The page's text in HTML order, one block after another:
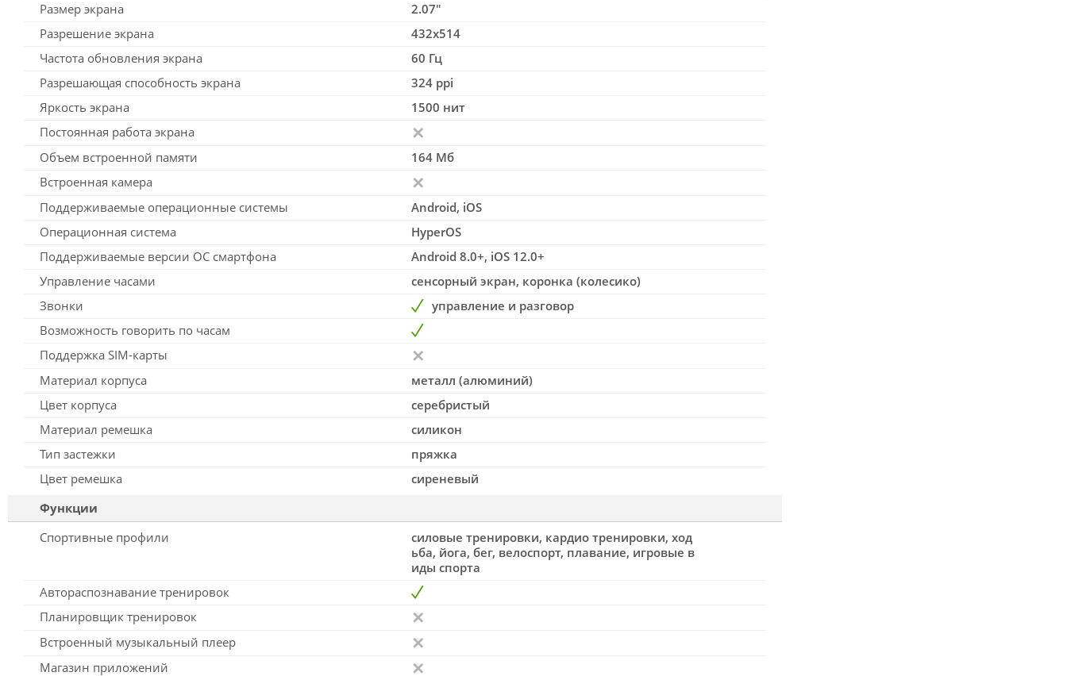
Размер экрана
2.07"
Разрешение экрана
432x514
Частота обновления экрана
60 Гц
Разрешающая способность экрана
324 ppi
Яркость экрана
1500 нит
Постоянная работа экрана
Объем встроенной памяти
164 Мб
Встроенная камера
Поддерживаемые операционные системы
Android, iOS
Операционная система
HyperOS
Поддерживаемые версии ОС смартфона
Android 8.0+, iOS 12.0+
Управление часами
сенсорный экран, коронка (колесико)
Звонки
управление и разговор
Возможность говорить по часам
Поддержка SIM-карты
Материал корпуса
металл (алюминий)
Цвет корпуса
серебристый
Материал ремешка
силикон
Тип застежки
пряжка
Цвет ремешка
сиреневый
Функции
Спортивные профили
силовые тренировки, кардио тренировки, ход
ьба, йога, бег, велоспорт, плавание, игровые в
иды спорта
Автораспознавание тренировок
Планировщик тренировок
Встроенный музыкальный плеер
Магазин приложений